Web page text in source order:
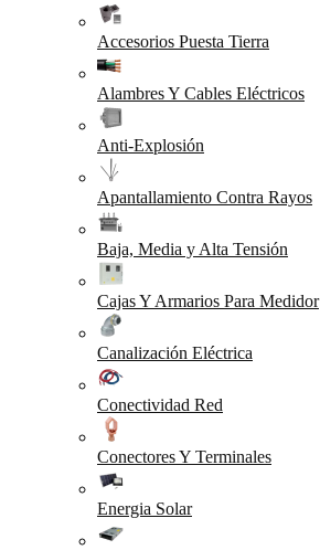
Accesorios Puesta Tierra
Alambres Y Cables Eléctricos
Anti-Explosión
Apantallamiento Contra Rayos
Baja, Media y Alta Tensión
Cajas Y Armarios Para Medidor
Canalización Eléctrica
Conectividad Red
Conectores Y Terminales
Energia Solar